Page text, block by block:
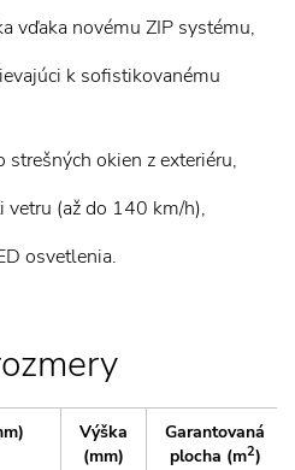
vďaka novému ZIP systému,
k sofistikovanému
okien z exteriéru,
(až do 140 km/h),
osvetlenia.
Výška
(mm)
Garantovaná
plocha (m2)